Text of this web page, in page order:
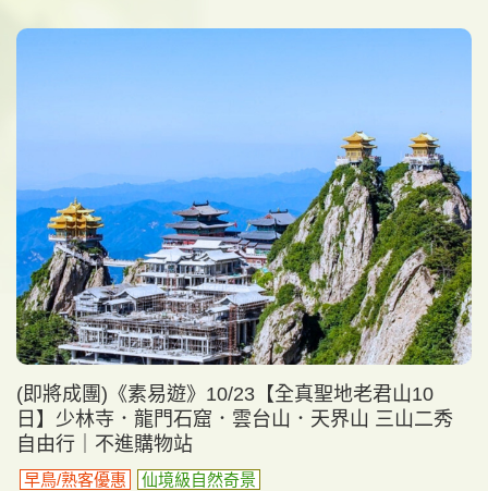
(即將成團)《素易遊》10/23【全真聖地老君山10
日】少林寺．龍門石窟．雲台山．天界山 三山二秀
自由行｜不進購物站
早鳥/熟客優惠 仙境級自然奇景